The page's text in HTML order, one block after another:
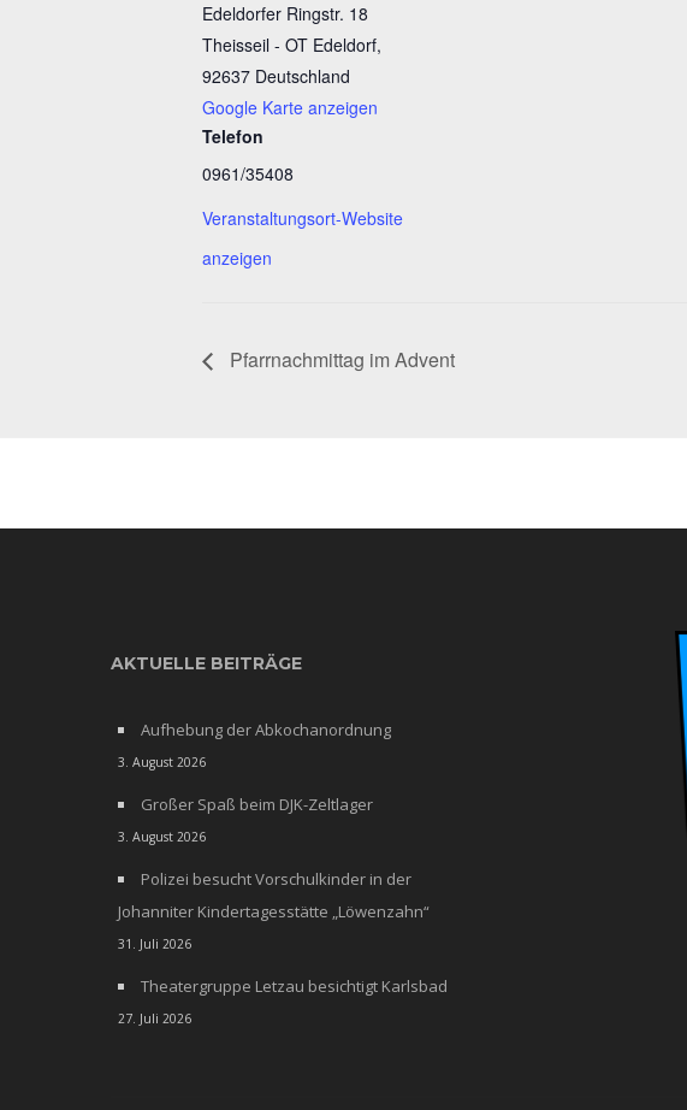
Edeldorfer Ringstr. 18
Theisseil - OT Edeldorf,
92637 Deutschland
Google Karte anzeigen
Telefon
0961/35408
Veranstaltungsort-Website
anzeigen
Pfarrnachmittag im Advent
AKTUELLE BEITRÄGE
Aufhebung der Abkochanordnung
3. August 2026
Großer Spaß beim DJK-Zeltlager
3. August 2026
Polizei besucht Vorschulkinder in der
Johanniter Kindertagesstätte „Löwenzahn“
31. Juli 2026
Theatergruppe Letzau besichtigt Karlsbad
27. Juli 2026